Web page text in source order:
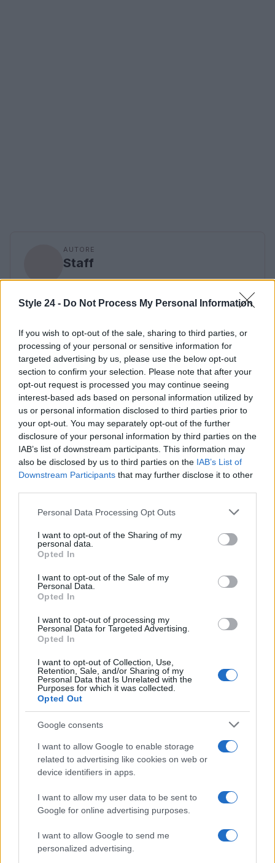
Style 24 - Do Not Process My Personal Information
If you wish to opt-out of the sale, sharing to third parties, or
processing of your personal or sensitive information for
targeted advertising by us, please use the below opt-out
section to confirm your selection. Please note that after your
opt-out request is processed you may continue seeing
interest-based ads based on personal information utilized by
us or personal information disclosed to third parties prior to
your opt-out. You may separately opt-out of the further
disclosure of your personal information by third parties on the
IAB’s list of downstream participants. This information may
also be disclosed by us to third parties on the IAB’s List of
Downstream Participants that may further disclose it to other
Please note that this website/app uses one or more Google
not limited to your visit or usage behaviour. You may click to
grant or deny consent to Google and its third-party tags to
use your data for below specified purposes in below Google
consent section.
Personal Data Processing Opt Outs
I want to opt-out of the Sharing of my
personal data.
Opted In
I want to opt-out of the Sale of my
Personal Data.
Opted In
I want to opt-out of processing my
Personal Data for Targeted Advertising.
Opted In
I want to opt-out of Collection, Use,
Retention, Sale, and/or Sharing of my
Personal Data that Is Unrelated with the
Purposes for which it was collected.
Opted Out
Google consents
I want to allow Google to enable storage
related to advertising like cookies on web or
device identifiers in apps.
I want to allow my user data to be sent to
Google for online advertising purposes.
I want to allow Google to send me
personalized advertising.
AUTORE
Staff
Continua a leggere
spazi espositivi
Beatrice Bonaventura · 9 Ago 2026
LIFESTYLE